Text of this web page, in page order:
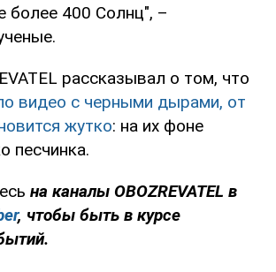
более 400 Солнц", –
рассказывал о том, что
видео с черными дырами, от
жутко: на их фоне
песчинка.
на каналы OBOZREVATEL в
, чтобы быть в курсе